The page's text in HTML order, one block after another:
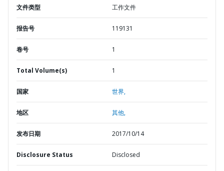
文件类型 工作文件
报告号 119131
卷号 1
Total Volume(s) 1
国家 世界,
地区 其他,
发布日期 2017/10/14
Disclosure Status Disclosed